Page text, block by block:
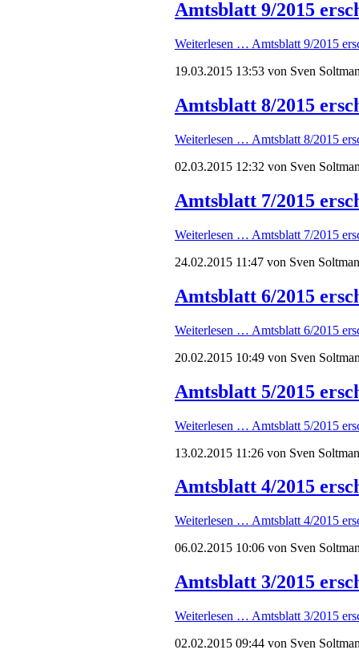
Amtsblatt 9/2015
Weiterlesen … Amtsblatt 9/2015
19.03.2015 13:53 von Sven
Amtsblatt 8/2015
Weiterlesen … Amtsblatt 8/2015
02.03.2015 12:32 von Sven
Amtsblatt 7/2015
Weiterlesen … Amtsblatt 7/2015
24.02.2015 11:47 von Sven
Amtsblatt 6/2015
Weiterlesen … Amtsblatt 6/2015
20.02.2015 10:49 von Sven
Amtsblatt 5/2015
Weiterlesen … Amtsblatt 5/2015
13.02.2015 11:26 von Sven
Amtsblatt 4/2015
Weiterlesen … Amtsblatt 4/2015
06.02.2015 10:06 von Sven
Amtsblatt 3/2015
Weiterlesen … Amtsblatt 3/2015
02.02.2015 09:44 von Sven